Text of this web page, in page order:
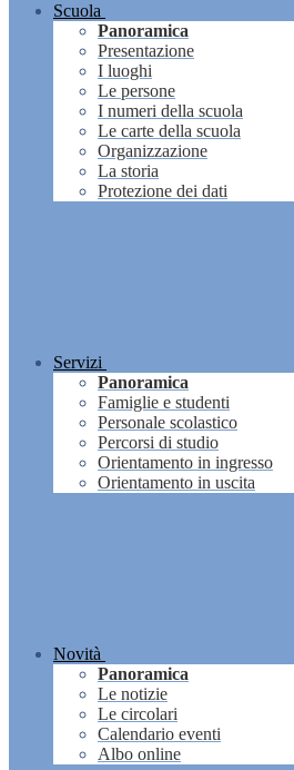
Scuola
Panoramica
Presentazione
I luoghi
Le persone
I numeri della scuola
Le carte della scuola
Organizzazione
La storia
Protezione dei dati
Servizi
Panoramica
Famiglie e studenti
Personale scolastico
Percorsi di studio
Orientamento in ingresso
Orientamento in uscita
Novità
Panoramica
Le notizie
Le circolari
Calendario eventi
Albo online